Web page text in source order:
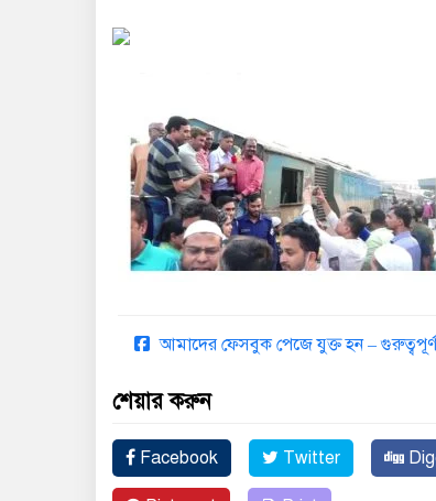
আমাদের ফেসবুক পেজে যুক্ত হন –
শেয়ার করুন
Facebook Twitter